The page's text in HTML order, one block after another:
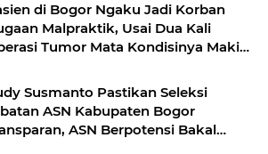
di Bogor Ngaku Jadi Korban
Malpraktik, Usai Dua Kali
Tumor Mata Kondisinya Makin
Susmanto Pastikan Seleksi
ASN Kabupaten Bogor
ASN Berpotensi Bakal